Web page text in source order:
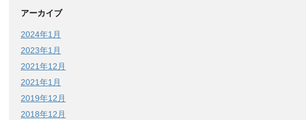
アーカイブ
2024年1月
2023年1月
2021年12月
2021年1月
2019年12月
2018年12月